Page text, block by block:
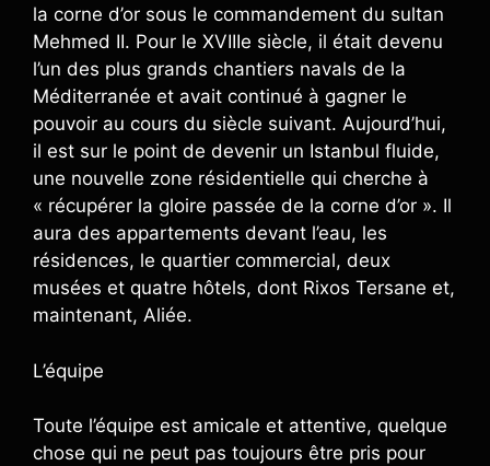
la corne d’or sous le commandement du sultan
Mehmed II. Pour le XVIIIe siècle, il était devenu
l’un des plus grands chantiers navals de la
Méditerranée et avait continué à gagner le
pouvoir au cours du siècle suivant. Aujourd’hui,
il est sur le point de devenir un Istanbul fluide,
une nouvelle zone résidentielle qui cherche à
« récupérer la gloire passée de la corne d’or ». Il
aura des appartements devant l’eau, les
résidences, le quartier commercial, deux
musées et quatre hôtels, dont Rixos Tersane et,
maintenant, Aliée.
L’équipe
Toute l’équipe est amicale et attentive, quelque
chose qui ne peut pas toujours être pris pour